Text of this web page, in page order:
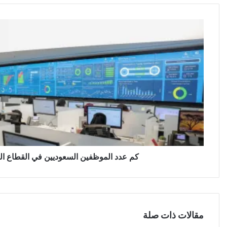
كم عدد الموظفين السعوديين في القطاع
مقالات ذات صلة